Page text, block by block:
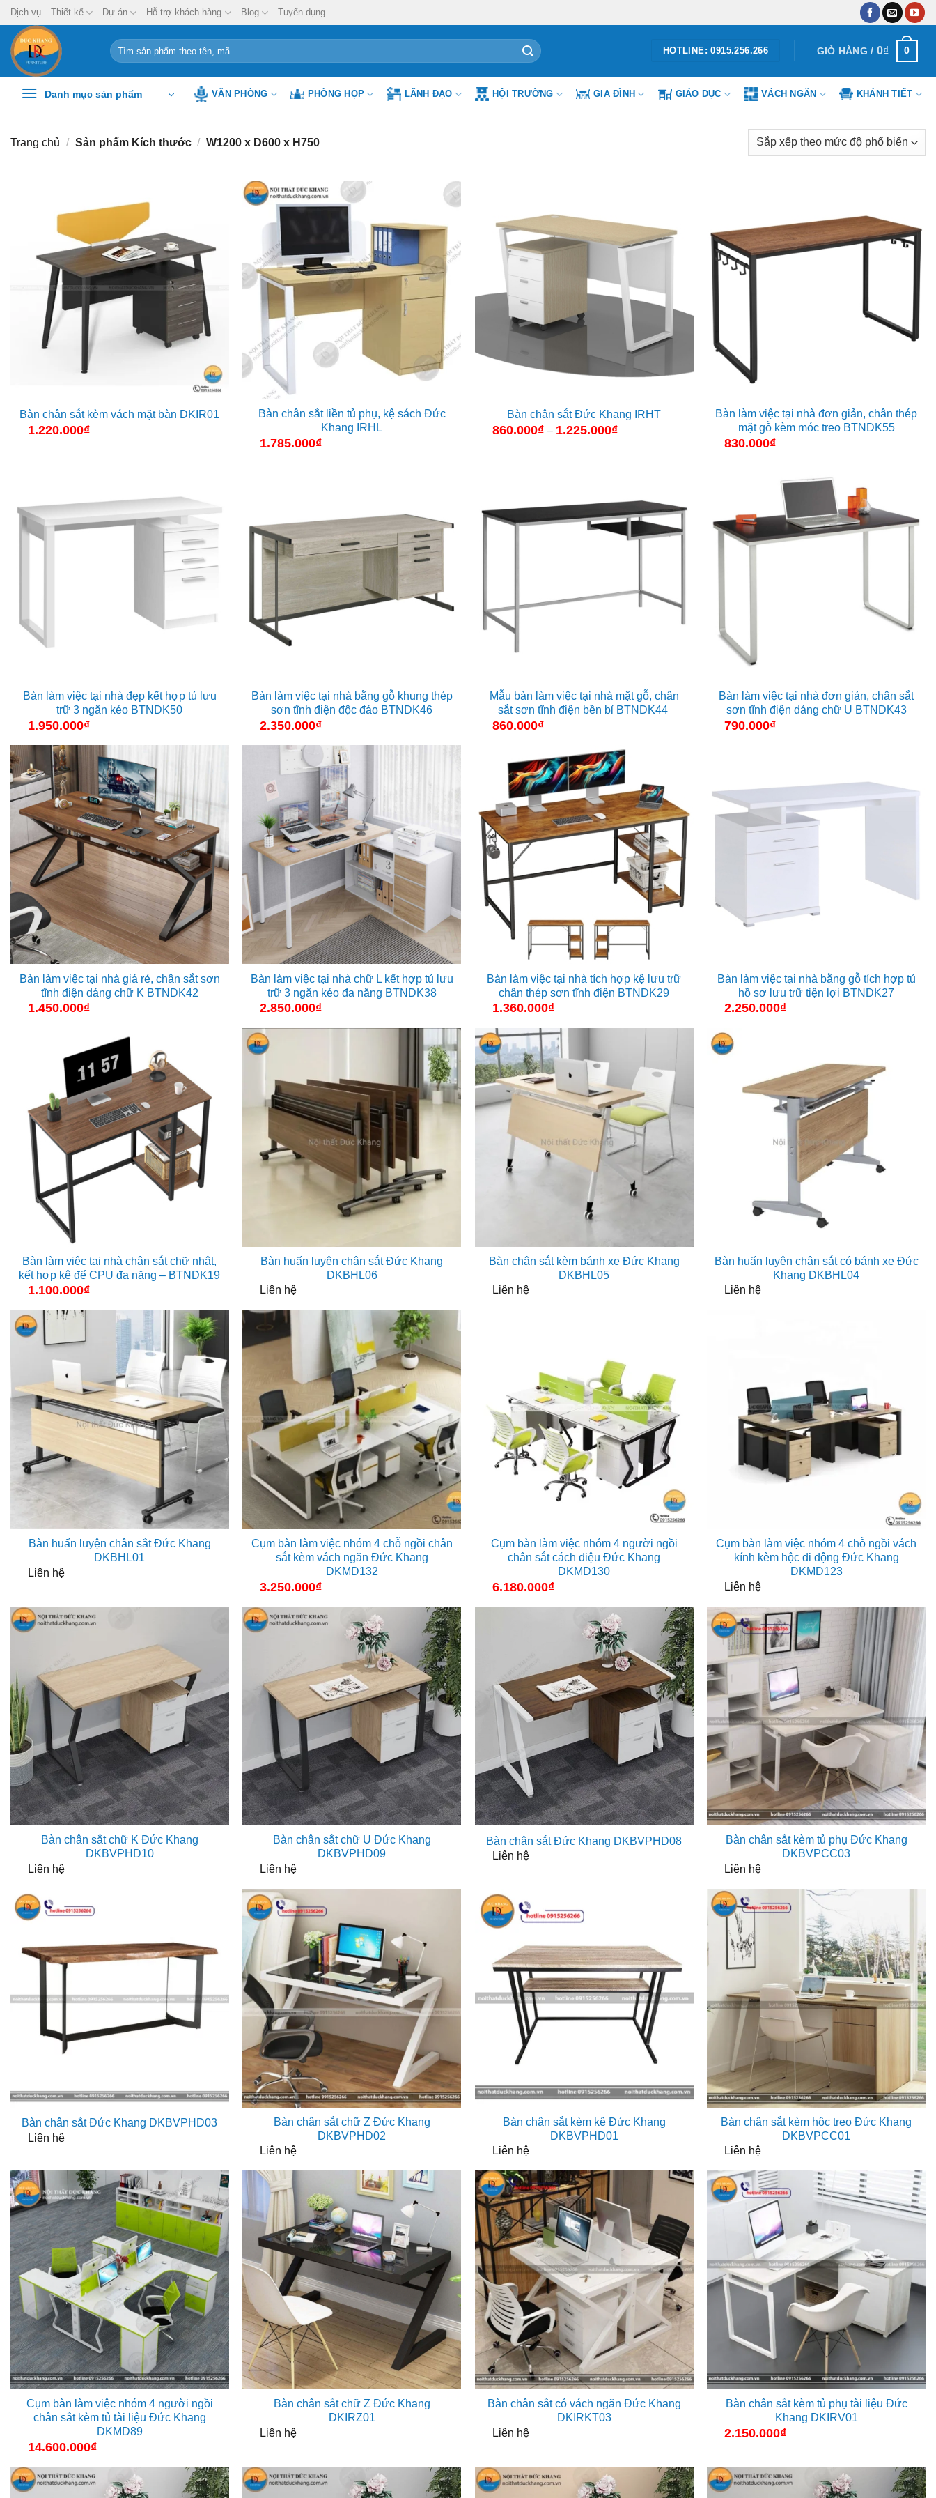
Chuyển
đến
nội
dung
Dịch vụ Thiết kế Dự án Hỗ trợ khách hàng Blog Tuyển dụng
Tìm
kiếm:
HOTLINE: 0915.256.266 GIỎ HÀNG / 0₫ 0
Danh mục sản phẩm VĂN PHÒNG PHÒNG HỌP LÃNH ĐẠO HỘI TRƯỜNG GIA ĐÌNH GIÁO DỤC VÁCH NGĂN KHÁNH TIẾT
Trang chủ / Sản phẩm Kích thước / W1200 x D600 x H750
Bàn chân sắt kèm vách mặt bàn DKIR01
1.220.000₫
Bàn chân sắt liền tủ phụ, kệ sách Đức
Khang IRHL
1.785.000₫
Bàn chân sắt Đức Khang IRHT
860.000₫ – 1.225.000₫Khoảng
Bàn làm việc tại nhà đơn giản, chân thép
mặt gỗ kèm móc treo BTNDK55
830.000₫
Bàn làm việc tại nhà đẹp kết hợp tủ lưu
trữ 3 ngăn kéo BTNDK50
1.950.000₫
Bàn làm việc tại nhà bằng gỗ khung thép
sơn tĩnh điện độc đáo BTNDK46
2.350.000₫
Mẫu bàn làm việc tại nhà mặt gỗ, chân
sắt sơn tĩnh điện bền bỉ BTNDK44
860.000₫
Bàn làm việc tại nhà đơn giản, chân sắt
sơn tĩnh điện dáng chữ U BTNDK43
790.000₫
Bàn làm việc tại nhà giá rẻ, chân sắt sơn
tĩnh điện dáng chữ K BTNDK42
1.450.000₫
Bàn làm việc tại nhà chữ L kết hợp tủ lưu
trữ 3 ngăn kéo đa năng BTNDK38
2.850.000₫
Bàn làm việc tại nhà tích hợp kệ lưu trữ
chân thép sơn tĩnh điện BTNDK29
1.360.000₫
Bàn làm việc tại nhà bằng gỗ tích hợp tủ
hồ sơ lưu trữ tiện lợi BTNDK27
2.250.000₫
Bàn làm việc tại nhà chân sắt chữ nhật,
kết hợp kệ để CPU đa năng – BTNDK19
1.100.000₫
Bàn huấn luyện chân sắt Đức Khang
DKBHL06
Liên hệ
Bàn chân sắt kèm bánh xe Đức Khang
DKBHL05
Liên hệ
Bàn huấn luyện chân sắt có bánh xe Đức
Khang DKBHL04
Liên hệ
Bàn huấn luyện chân sắt Đức Khang
DKBHL01
Liên hệ
Cụm bàn làm việc nhóm 4 chỗ ngồi chân
sắt kèm vách ngăn Đức Khang
DKMD132
3.250.000₫
Cụm bàn làm việc nhóm 4 người ngồi
chân sắt cách điệu Đức Khang
DKMD130
6.180.000₫
Cụm bàn làm việc nhóm 4 chỗ ngồi vách
kính kèm hộc di động Đức Khang
DKMD123
Liên hệ
Bàn chân sắt chữ K Đức Khang
DKBVPHD10
Liên hệ
Bàn chân sắt chữ U Đức Khang
DKBVPHD09
Liên hệ
Bàn chân sắt Đức Khang DKBVPHD08
Liên hệ
Bàn chân sắt kèm tủ phụ Đức Khang
DKBVPCC03
Liên hệ
Bàn chân sắt Đức Khang DKBVPHD03
Liên hệ
Bàn chân sắt chữ Z Đức Khang
DKBVPHD02
Liên hệ
Bàn chân sắt kèm kệ Đức Khang
DKBVPHD01
Liên hệ
Bàn chân sắt kèm hộc treo Đức Khang
DKBVPCC01
Liên hệ
Cụm bàn làm việc nhóm 4 người ngồi
chân sắt kèm tủ tài liệu Đức Khang
DKMD89
14.600.000₫
Bàn chân sắt chữ Z Đức Khang
DKIRZ01
Liên hệ
Bàn chân sắt có vách ngăn Đức Khang
DKIRKT03
Liên hệ
Bàn chân sắt kèm tủ phụ tài liệu Đức
Khang DKIRV01
2.150.000₫